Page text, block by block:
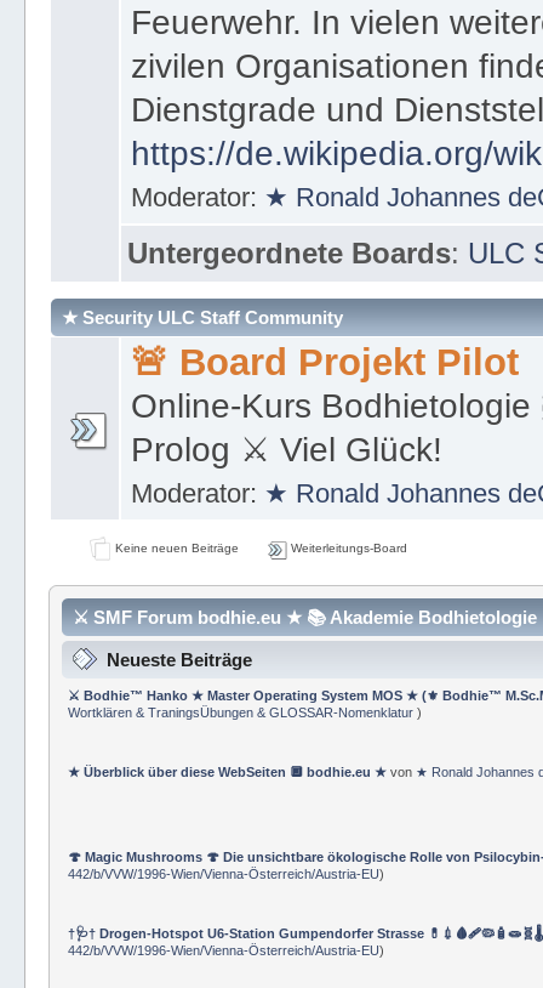
Feuerwehr. In vielen
zivilen Organisationen
Dienstgrade und
https://de.wikipedia.org/
Moderator: ★ Ronald Johannes
Untergeordnete Boards: ULC
★ Security ULC Staff Community
🚨 Board Projekt Pilot
Online-Kurs
Prolog ⚔ Viel Glück!
Moderator: ★ Ronald Johannes
Keine neuen Beiträge Weiterleitungs-Board
⚔ SMF Forum bodhie.eu ★ 📚 Akademie
Neueste Beiträge
⚔ Bodhie™ Hanko ★ Master Operating System MOS ★ (⚜ Bodhie™
Wortklären & TraningsÜbungen & GLOSSAR-Nomenklatur)
★ Überblick über diese WebSeiten 🔲 bodhie.eu ★ von ★ Ronald Johannes
🍄 Magic Mushrooms 🍄 Die unsichtbare ökologische Rolle von
442/b/VVW/1996-Wien/Vienna-Österreich/Austria-EU)
†🩺† Drogen-Hotspot U6-Station Gumpendorfer Strasse
442/b/VVW/1996-Wien/Vienna-Österreich/Austria-EU)